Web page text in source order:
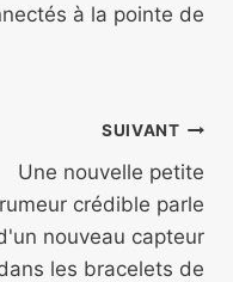
à la pointe de
SUIVANT
Une nouvelle petite
rumeur crédible parle
nouveau capteur
les bracelets de